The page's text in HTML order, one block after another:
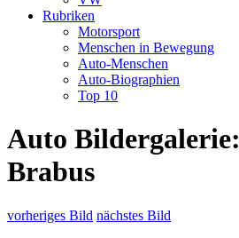
Rubriken
Motorsport
Menschen in Bewegung
Auto-Menschen
Auto-Biographien
Top 10
Auto
Brabus
vorheriges Bild nächstes Bild